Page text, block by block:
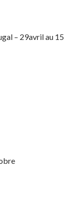
– 29avril au 15